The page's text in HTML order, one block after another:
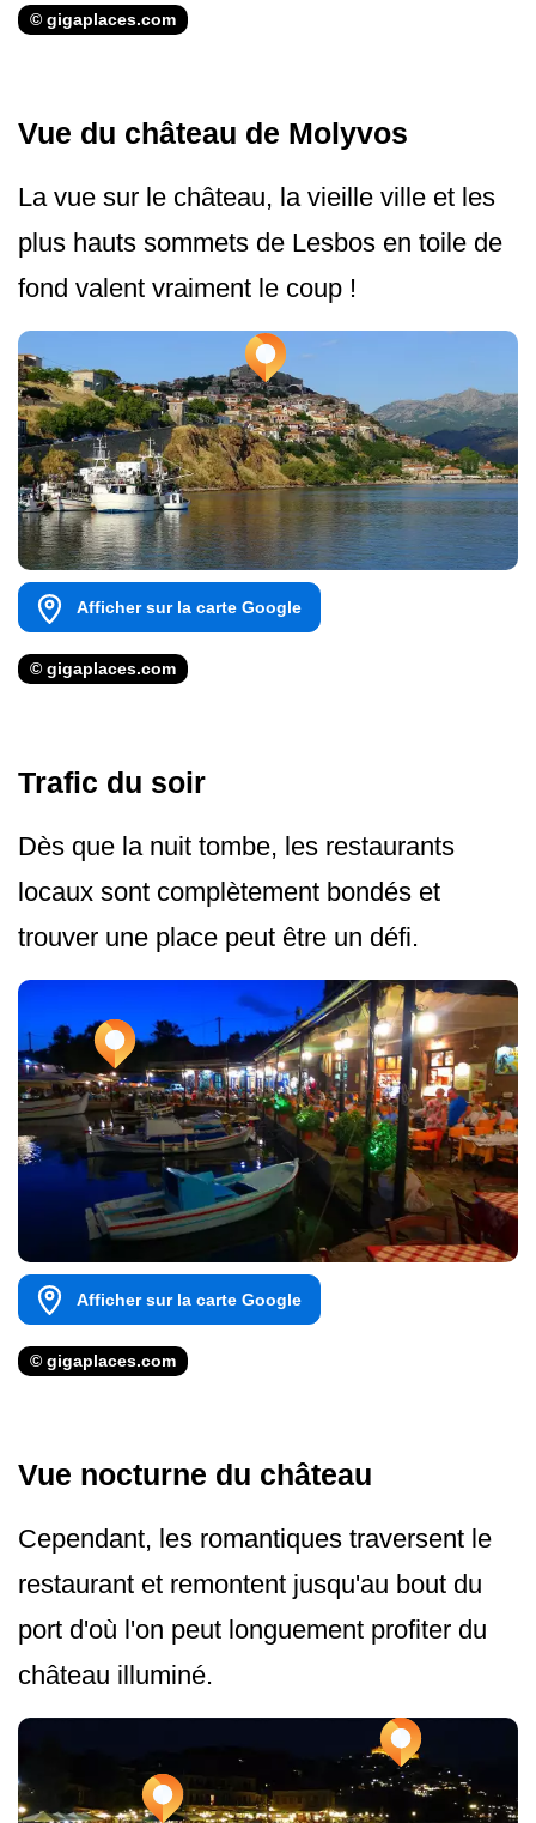
© gigaplaces.com
Vue du château de Molyvos
La vue sur le château, la vieille ville et les
plus hauts sommets de Lesbos en toile de
fond valent vraiment le coup !
Afficher sur la carte Google
© gigaplaces.com
Trafic du soir
Dès que la nuit tombe, les restaurants
locaux sont complètement bondés et
trouver une place peut être un défi.
Afficher sur la carte Google
© gigaplaces.com
Vue nocturne du château
Cependant, les romantiques traversent le
restaurant et remontent jusqu'au bout du
port d'où l'on peut longuement profiter du
château illuminé.